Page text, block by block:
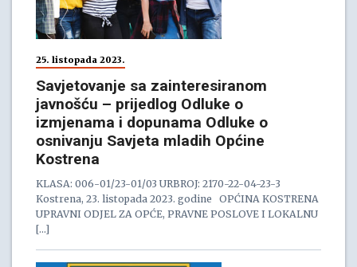
25. listopada 2023.
Savjetovanje sa zainteresiranom
javnošću – prijedlog Odluke o
izmjenama i dopunama Odluke o
osnivanju Savjeta mladih Općine
Kostrena
KLASA: 006-01/23-01/03 URBROJ: 2170-22-04-23-3
Kostrena, 23. listopada 2023. godine OPĆINA KOSTRENA
UPRAVNI ODJEL ZA OPĆE, PRAVNE POSLOVE I LOKALNU
[…]